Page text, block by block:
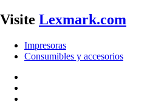
Visite Lexmark.com
Impresoras
Consumibles y accesorios